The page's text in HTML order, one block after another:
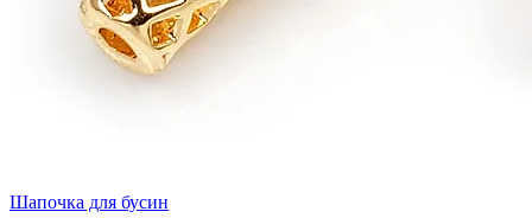
Шапочка для бусин